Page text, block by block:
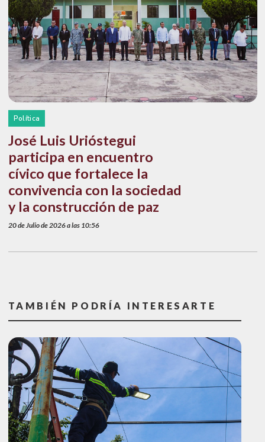
Política
José Luis Urióstegui
participa en encuentro
cívico que fortalece la
convivencia con la sociedad
y la construcción de paz
20 de Julio de 2026 a las 10:56
TAMBIÉN PODRÍA INTERESARTE